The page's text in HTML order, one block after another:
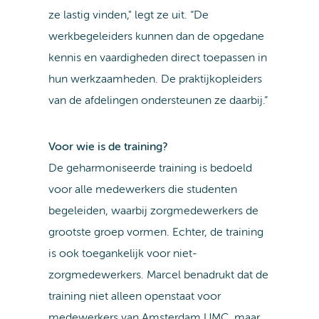
ze lastig vinden," legt ze uit. “De
werkbegeleiders kunnen dan de opgedane
kennis en vaardigheden direct toepassen in
hun werkzaamheden. De praktijkopleiders
van de afdelingen ondersteunen ze daarbij.”
Voor wie is de training?
De geharmoniseerde training is bedoeld
voor alle medewerkers die studenten
begeleiden, waarbij zorgmedewerkers de
grootste groep vormen. Echter, de training
is ook toegankelijk voor niet-
zorgmedewerkers. Marcel benadrukt dat de
training niet alleen openstaat voor